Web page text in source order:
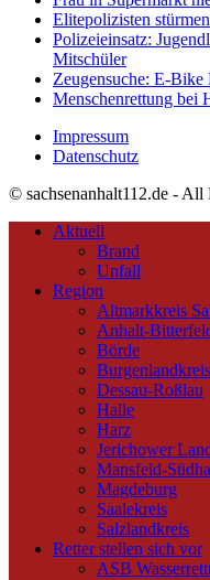
Elitepolizisten
Polizeieinsatz:
Mitschüler
Zeugensuche: E-
Menschenrettung bei
Impressum
Datenschutz
© sachsenanhalt112.de - All
Aktuell
Brand
Unfall
Region
Altmarkkreis
Anhalt-
Börde
Burgenlandkreis
Dessau-Roßlau
Halle
Harz
Jerichower
Mansfeld-
Magdeburg
Saalekreis
Salzlandkreis
Retter stellen sich vor
ASB